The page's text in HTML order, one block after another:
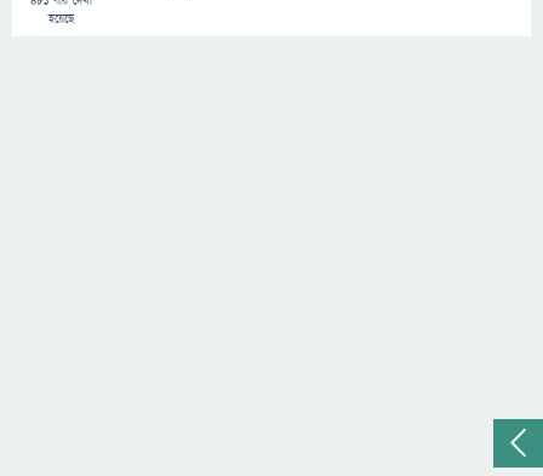
হয়েছে